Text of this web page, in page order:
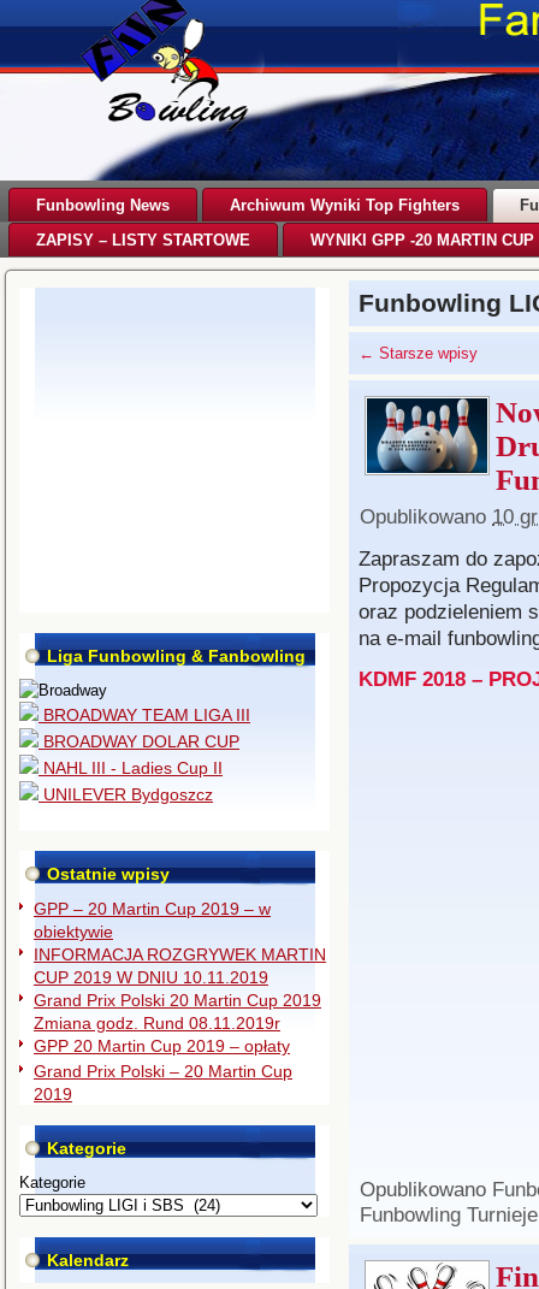
Funbowling News Archiwum Wyniki Top Fighters
ZAPISY – LISTY STARTOWE
WYNIKI GPP -20 MARTIN CUP
Liga Funbowling & Fanbowling
BROADWAY TEAM LIGA III
BROADWAY DOLAR CUP
NAHL III - Ladies Cup II
UNILEVER Bydgoszcz
Ostatnie wpisy
GPP – 20 Martin Cup 2019 – w
obiektywie
INFORMACJA ROZGRYWEK MARTIN
CUP 2019 W DNIU 10.11.2019
Grand Prix Polski 20 Martin Cup 2019
Zmiana godz. Rund 08.11.2019r
GPP 20 Martin Cup 2019 – opłaty
Grand Prix Polski – 20 Martin Cup
2019
Kategorie
Kategorie
Kalendarz
Funbowling
← Starsze wpisy
Opublikowano 10
Zapraszam do
Propozycja
oraz podzieleniem
na e-mail
KDMF 2018 –
Opublikowano
Funbowling Turnieje